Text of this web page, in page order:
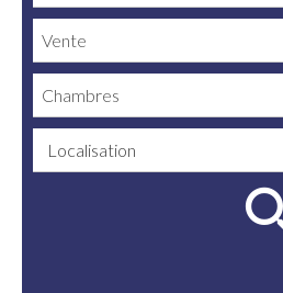
Vente
Chambres
Localisation